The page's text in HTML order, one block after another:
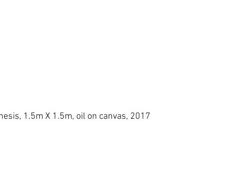
1.5m X 1.5m, oil on canvas, 2017